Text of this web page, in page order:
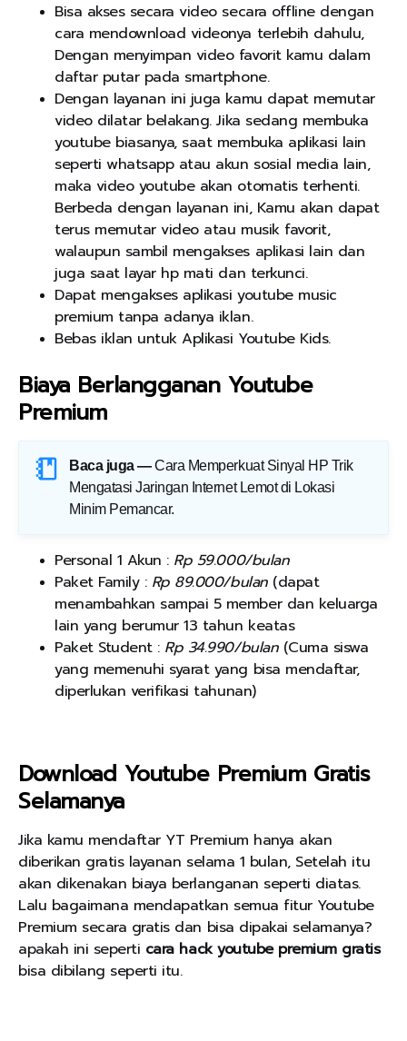
Bisa akses secara video secara offline dengan
cara mendownload videonya terlebih dahulu,
Dengan menyimpan video favorit kamu dalam
daftar putar pada smartphone.
Dengan layanan ini juga kamu dapat memutar
video dilatar belakang. Jika sedang membuka
youtube biasanya, saat membuka aplikasi lain
seperti whatsapp atau akun sosial media lain,
maka video youtube akan otomatis terhenti.
Berbeda dengan layanan ini, Kamu akan dapat
terus memutar video atau musik favorit,
walaupun sambil mengakses aplikasi lain dan
juga saat layar hp mati dan terkunci.
Dapat mengakses aplikasi youtube music
premium tanpa adanya iklan.
Bebas iklan untuk Aplikasi Youtube Kids.
Biaya Berlangganan Youtube
Premium
Baca juga — Cara Memperkuat Sinyal HP Trik
Mengatasi Jaringan Internet Lemot di Lokasi
Minim Pemancar.
Personal 1 Akun : Rp 59.000/bulan
Paket Family : Rp 89.000/bulan(dapat
menambahkan sampai 5 member dan keluarga
lain yang berumur 13 tahun keatas
Paket Student : Rp 34.990/bulan(Cuma siswa
yang memenuhi syarat yang bisa mendaftar,
diperlukan verifikasi tahunan)
Download Youtube Premium Gratis
Selamanya
Jika kamu mendaftar YT Premium hanya akan
diberikan gratis layanan selama 1 bulan, Setelah itu
akan dikenakan biaya berlanganan seperti diatas.
Lalu bagaimana mendapatkan semua fitur Youtube
Premium secara gratis dan bisa dipakai selamanya?
apakah ini seperti cara hack youtube premium gratis
bisa dibilang seperti itu.